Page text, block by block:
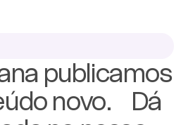
publicamos
novo. Dá